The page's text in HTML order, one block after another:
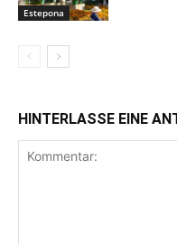
Estepona
HINTERLASSE EINE